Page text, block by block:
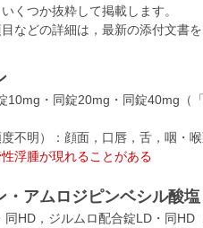
くつか抜粋して掲載します。
などの詳細は，最新の添付文書を
10mg・同錠20mg・同錠40mg（
度不明）：顔面，口唇，舌，咽・
浮腫が現れることがある
アムロジピンベシル酸塩
HD，ジルムロ配合錠LD・同